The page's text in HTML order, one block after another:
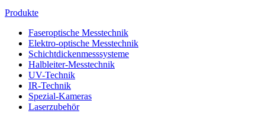
Produkte
Faseroptische Messtechnik
Elektro-optische Messtechnik
Schichtdickenmesssysteme
Halbleiter-Messtechnik
UV-Technik
IR-Technik
Spezial-Kameras
Laserzubehör